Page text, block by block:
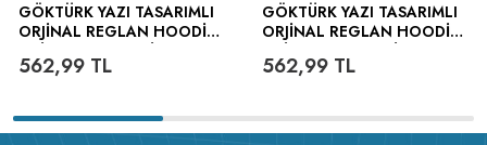
GÖKTÜRK YAZI TASARIMLI
ORJINAL REGLAN HOODIE
562,99 TL
GÖKTÜRK YAZI TASARIMLI
ORJINAL REGLAN HOODIE
562,99TL